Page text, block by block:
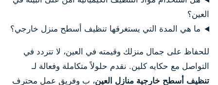
العين؟
ما هي المدة التي يستغرقها تنظيف أسطح منزل خارجي؟
للحفاظ على جمال منزلك وقيمته في العين، لا تتردد في
التواصل مع حكايه كلين. نقدم حلولاً متكاملة وفعالة لـ
تنظيف أسطح خارجية منازل العين، ب وفريق عمل محترف